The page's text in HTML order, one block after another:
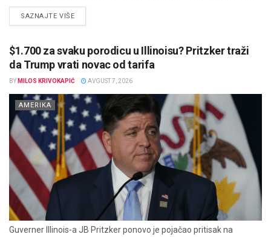
SAZNAJTE VIŠEDETAILS
$1.700 za svaku porodicu u Illinoisu? Pritzker traži
da Trump vrati novac od tarifa
BY MILOS KRIVOKAPIĆ AVGUST 7, 2026
AMERIKA
Guverner Illinois-a JB Pritzker ponovo je pojačao pritisak na